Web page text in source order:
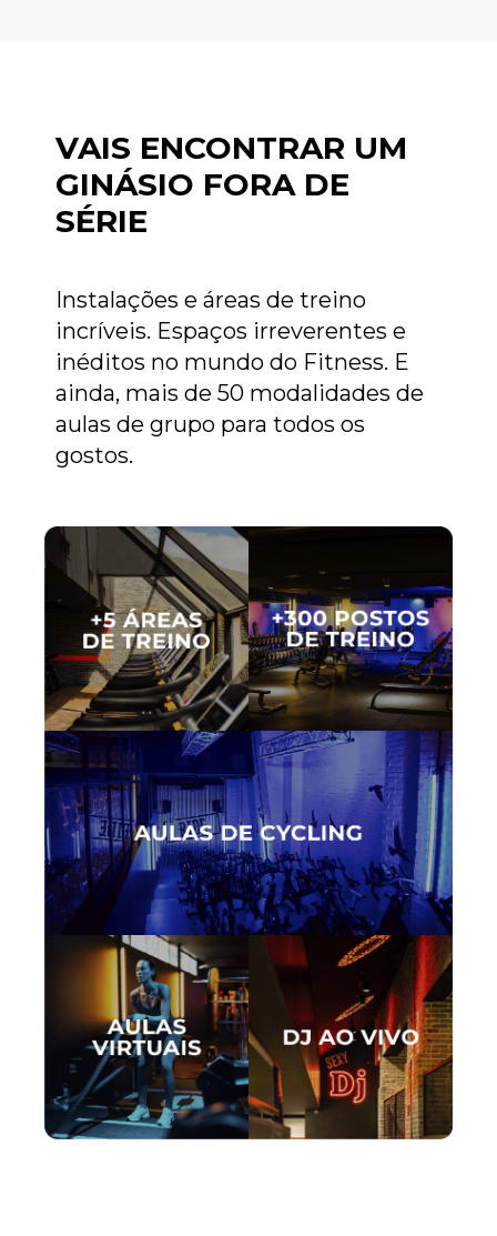
VAIS ENCONTRAR UM
GINÁSIO FORA DE
SÉRIE
Instalações e áreas de treino
incríveis. Espaços irreverentes e
inéditos no mundo do Fitness. E
ainda, mais de 50 modalidades de
aulas de grupo para todos os
gostos.